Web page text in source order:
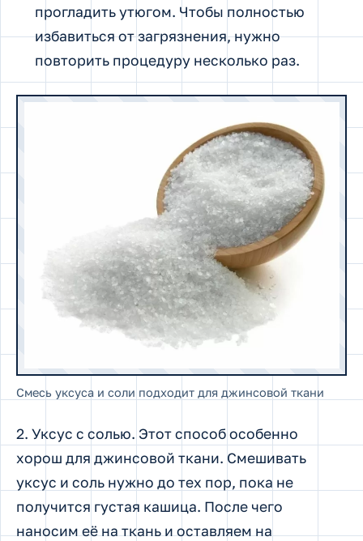
прогладить утюгом. Чтобы полностью
избавиться от загрязнения, нужно
повторить процедуру несколько раз.
Смесь уксуса и соли подходит для джинсовой ткани
2. Уксус с солью. Этот способ особенно
хорош для джинсовой ткани. Смешивать
уксус и соль нужно до тех пор, пока не
получится густая кашица. После чего
наносим её на ткань и оставляем на